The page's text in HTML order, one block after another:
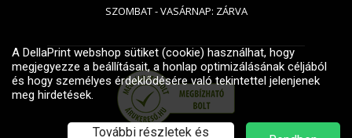
SZOMBAT - VASÁRNAP: ZÁRVA